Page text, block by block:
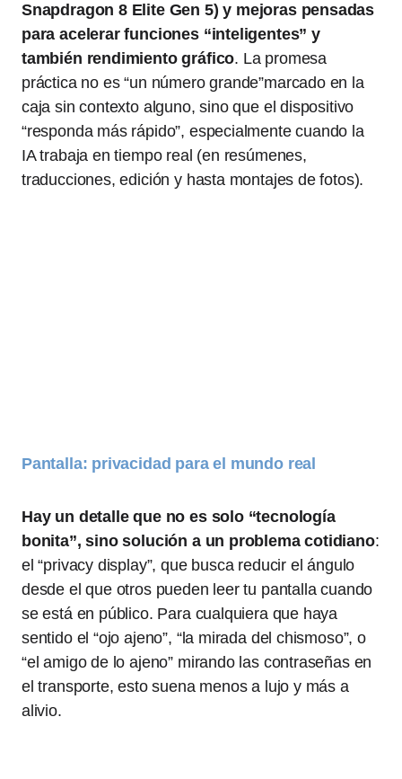
Snapdragon 8 Elite Gen 5) y mejoras pensadas
para acelerar funciones “inteligentes” y
también rendimiento gráfico. La promesa
práctica no es “un número grande”marcado en la
caja sin contexto alguno, sino que el dispositivo
“responda más rápido”, especialmente cuando la
IA trabaja en tiempo real (en resúmenes,
traducciones, edición y hasta montajes de fotos).
Pantalla: privacidad para el mundo real
Hay un detalle que no es solo “tecnología
bonita”, sino solución a un problema cotidiano:
el “privacy display”, que busca reducir el ángulo
desde el que otros pueden leer tu pantalla cuando
se está en público. Para cualquiera que haya
sentido el “ojo ajeno”, “la mirada del chismoso”, o
“el amigo de lo ajeno” mirando las contraseñas en
el transporte, esto suena menos a lujo y más a
alivio.